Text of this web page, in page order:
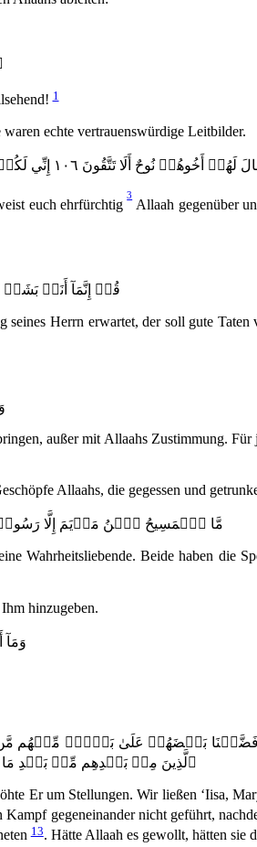
1
echte vertrauenswürdige Leitbilder.
أَلَا تَتَّقُونَ ١٠٦ إِنِّي لَكُمۡ رَسُولٌ أَمِينٞ ١٠٧ فَٱتَّقُواْ ٱللَّهَ وَأَطِيعُونِ ١٠٨ وَمَآ أَسۡ‍َٔلُكُمۡ عَلَيۡهِ مِنۡ أَجۡرٍۖ إِنۡ أَجۡرِيَ إِلَّا عَلَىٰ رَبِّ ٱلۡعَٰلَمِينَ ١٠٩
euch ehrfürchtig
3
Allaah gegenüber
قُلۡ إِنَّمَآ أَنَا۠ بَشَرٞ
seines Herrn erwartet, der soll gute Taten
außer mit Allaahs Zustimmung. Für
Allaahs, die gegessen und
مَّا ٱلۡمَسِيحُ ٱبۡنُ مَرۡيَمَ إِلَّا
Wahrheitsliebende. Beide haben die
hinzugeben.
وَمَآ
بَعۡضَهُمۡ عَلَىٰ بَعۡضٖۘ مِّنۡهُم مَّن
ٱلَّذِينَ مِنۢ بَعۡدِهِم مِّنۢ بَعۡدِ مَا
Er um Stellungen. Wir ließen ‘Iisa,
gegeneinander nicht geführt,
13. Hätte Allaah es gewollt, hätten sie